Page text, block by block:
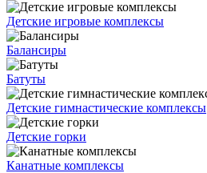
Детские игровые комплексы
Балансиры
Батуты
Детские гимнастические комплексы
Детские горки
Канатные комплексы